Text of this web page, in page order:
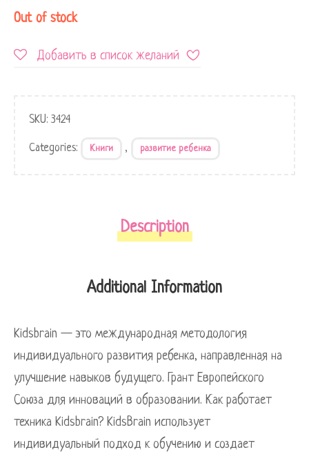
Out of stock
Добавить в список желаний
SKU: 3424
Categories: Книги , развитие ребенка
Description
Additional Information
Kidsbrain — это международная методология
индивидуального развития ребенка, направленная на
улучшение навыков будущего. Грант Европейского
Союза для инноваций в образовании. Как работает
техника Kidsbrain? KidsBrain использует
индивидуальный подход к обучению и создает